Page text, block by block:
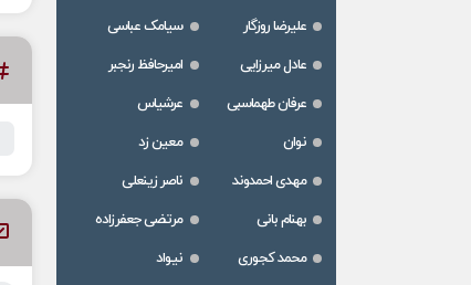
علیرضا روزگار
سیامک عباسی
عادل میرزایی
امیرحافظ رنجبر
عرفان طهماسبی
عرشیاس
نوان
معین زد
مهدی احمدوند
ناصر زینعلی
بهنام بانی
مرتضی جعفرزاده
محمد کجوری
نیواد